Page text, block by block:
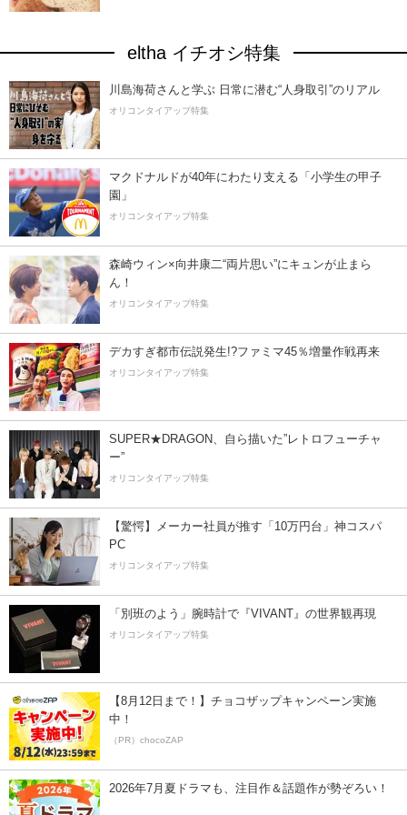
eltha イチオシ特集
川島海荷さんと学ぶ 日常に潜む“人身取引”のリアル
オリコンタイアップ特集
マクドナルドが40年にわたり支える「小学生の甲子
園」
オリコンタイアップ特集
森崎ウィン×向井康二“両片思い”にキュンが止まら
ん！
オリコンタイアップ特集
デカすぎ都市伝説発生!?ファミマ45％増量作戦再来
オリコンタイアップ特集
SUPER★DRAGON、自ら描いた”レトロフューチャ
ー”
オリコンタイアップ特集
【驚愕】メーカー社員が推す「10万円台」神コスパ
PC
オリコンタイアップ特集
「別班のよう」腕時計で『VIVANT』の世界観再現
オリコンタイアップ特集
【8月12日まで！】チョコザップキャンペーン実施
中！
（PR）chocoZAP
2026年7月夏ドラマも、注目作＆話題作が勢ぞろい！